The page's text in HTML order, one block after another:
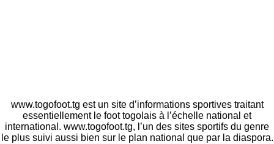
www.togofoot.tg est un site d’informations sportives traitant
essentiellement le foot togolais à l’échelle national et
international. www.togofoot.tg, l’un des sites sportifs du genre
le plus suivi aussi bien sur le plan national que par la diaspora.